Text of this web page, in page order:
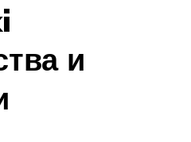
и